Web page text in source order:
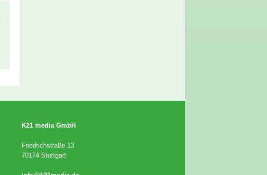
K21 media GmbH
Friedrichstraße 13
70174 Stuttgart